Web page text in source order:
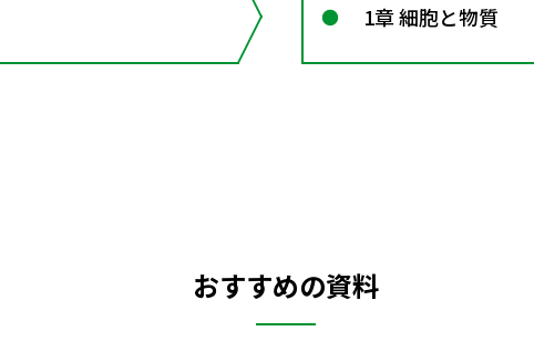
1章 細胞と物質
おすすめの資料